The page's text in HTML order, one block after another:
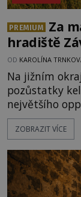
PREMIUM
Za
hradiště
OD KAROLÍNA
Na jižním
pozůstatky
největšího
les, zbytky po
ale v terénu
vrch Hr
ZOBRAZIT VÍCE